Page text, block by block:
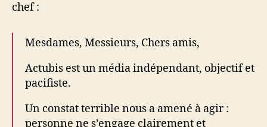
chef :
Mesdames, Messieurs, Chers amis,
Actubis est un média indépendant, objectif et
pacifiste.
Un constat terrible nous a amené à agir :
personne ne s’engage clairement et